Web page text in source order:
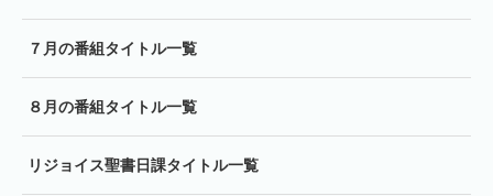
７月の番組タイトル一覧
８月の番組タイトル一覧
リジョイス聖書日課タイトル一覧